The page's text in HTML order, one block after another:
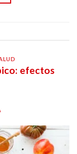
efectos